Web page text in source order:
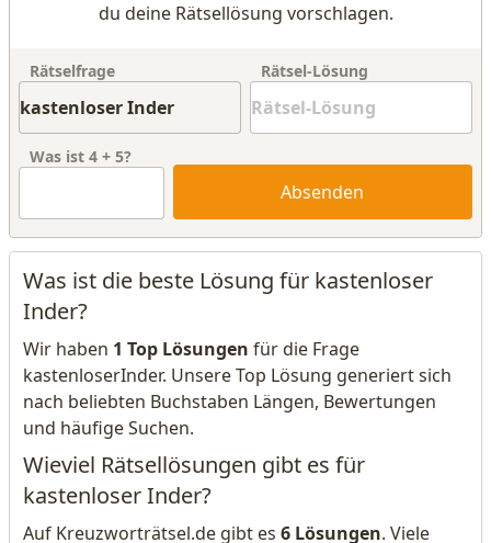
du deine Rätsellösung vorschlagen.
Rätselfrage Rätsel-Lösung
Was ist 4 + 5?
Absenden
Was ist die beste Lösung für kastenloser
Inder?
Wir haben 1 Top Lösungen für die Frage
kastenloserInder. Unsere Top Lösung generiert sich
nach beliebten Buchstaben Längen, Bewertungen
und häufige Suchen.
Wieviel Rätsellösungen gibt es für
kastenloser Inder?
Auf Kreuzworträtsel.de gibt es 6 Lösungen. Viele